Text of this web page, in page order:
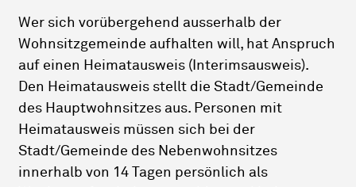
Wer sich vorübergehend ausserhalb der
Wohnsitzgemeinde aufhalten will, hat Anspruch
auf einen Heimatausweis (Interimsausweis).
Den Heimatausweis stellt die Stadt/Gemeinde
des Hauptwohnsitzes aus. Personen mit
Heimatausweis müssen sich bei der
Stadt/Gemeinde des Nebenwohnsitzes
innerhalb von 14 Tagen persönlich als